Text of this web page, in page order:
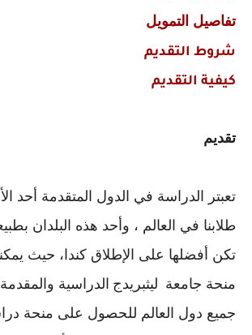
تفاصيل التمويل
شروط التقديم
كيفية التقديم
تقديم
تعبتر الدراسة في الدول المتقدمة أحد
طلابنا في العالم ، وأحد هذه البلدان
تكن أفضلها على الإطلاق كندا، حيث
منحة جامعة ليثبريدج الدراسية
جميع دول العالم للحصول على منحة